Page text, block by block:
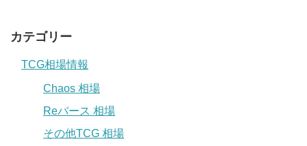
カテゴリー
TCG相場情報
Chaos 相場
Reバース 相場
その他TCG 相場